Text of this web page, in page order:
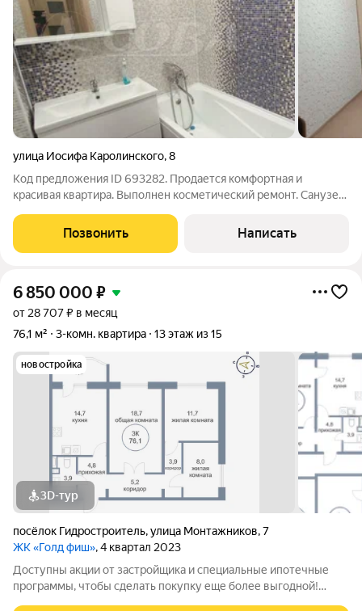
улица Иосифа Каролинского,8
Код предложения ID 693282. Продается комфортная и
красивая квартира. Выполнен косметический ремонт. Санузел
хороший, в квартирах очень тепло и уютно, соседи хорошие. В
подъезде чисто и
Позвонить Написать
6 850 000 ₽
от 28 707 ₽ в месяц
76,1 м²
3-комн. квартира 13 этаж из 15
новостройка
3D-тур
посёлок Гидростроитель,улица Монтажников,7
ЖК «Голд фиш», 4 квартал 2023
Доступны акции от застройщика и специальные ипотечные
программы, чтобы сделать покупку еще более выгодной!